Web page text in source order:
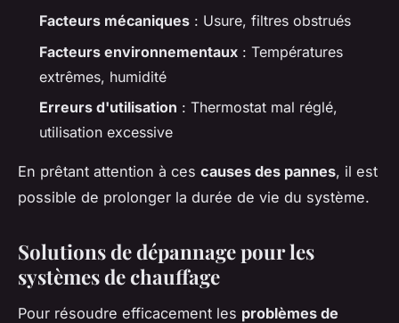
Facteurs mécaniques : Usure, filtres obstrués
Facteurs environnementaux : Températures
extrêmes, humidité
Erreurs d'utilisation : Thermostat mal réglé,
utilisation excessive
En prêtant attention à ces causes des pannes, il est
possible de prolonger la durée de vie du système.
Solutions de dépannage pour les
systèmes de chauffage
Pour résoudre efficacement les problèmes de